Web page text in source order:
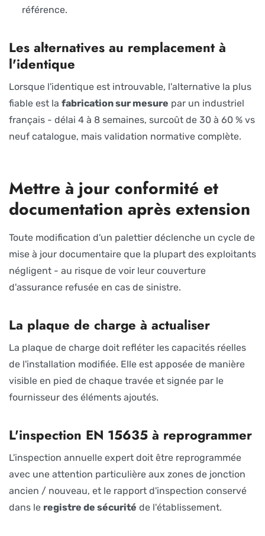
référence.
Les alternatives au remplacement à
l'identique
Lorsque l'identique est introuvable, l'alternative la plus
fiable est la fabrication sur mesure par un industriel
français - délai 4 à 8 semaines, surcoût de 30 à 60 % vs
neuf catalogue, mais validation normative complète.
Mettre à jour conformité et
documentation après extension
Toute modification d'un palettier déclenche un cycle de
mise à jour documentaire que la plupart des exploitants
négligent - au risque de voir leur couverture
d'assurance refusée en cas de sinistre.
La plaque de charge à actualiser
La plaque de charge doit refléter les capacités réelles
de l'installation modifiée. Elle est apposée de manière
visible en pied de chaque travée et signée par le
fournisseur des éléments ajoutés.
L'inspection EN 15635 à reprogrammer
L'inspection annuelle expert doit être reprogrammée
avec une attention particulière aux zones de jonction
ancien / nouveau, et le rapport d'inspection conservé
dans le registre de sécurité de l'établissement.